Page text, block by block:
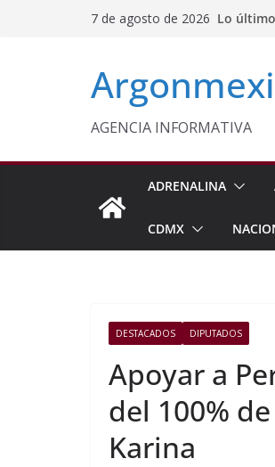
7 de agosto de 2026 Lo
AGENCIA INFORMATIVA
ADRENALINA
CDMX
DESTACADOS DIPUTADOS
Apoyar a
del 100%
Karina